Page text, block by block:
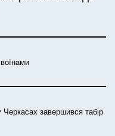
Черкасах завершився табір